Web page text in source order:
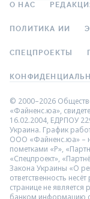
О НАС
ПОЛИТИКА ИИ
СПЕЦПРОЕКТЫ
© 2000–2026
«Файненс.юа»,
16.02.2004, ЕДРПОУ
Украина. График
ООО «Файненс.юа» –
пометками «Р»,
«Спецпроект»,
Закона Украины «О
ответственность
странице не
банком информацию о